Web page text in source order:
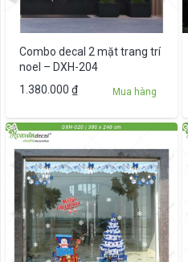
Combo decal 2 mặt trang trí
noel – DXH-204
1.380.000 ₫ Mua hàng